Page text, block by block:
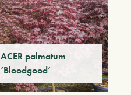
ACER palmatum
‘Bloodgood’